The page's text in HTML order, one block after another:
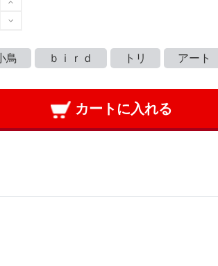
鳥 ｂｉｒｄ トリ アート
カートに入れる